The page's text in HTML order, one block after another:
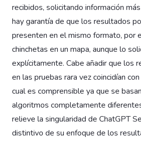
recibidos, solicitando información
hay garantía de que los resultados
presenten en el mismo formato, por
chinchetas en un mapa, aunque lo
explícitamente. Cabe añadir que los
en las pruebas rara vez coincidían
cual es comprensible ya que se
algoritmos completamente
relieve la singularidad de ChatGPT
distintivo de su enfoque de los